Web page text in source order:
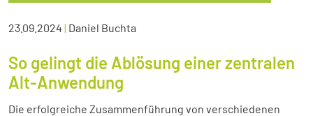
23.09.2024 | Daniel Buchta
So gelingt die Ablösung einer zentralen
Alt-Anwendung
Die erfolgreiche Zusammenführung von verschiedenen